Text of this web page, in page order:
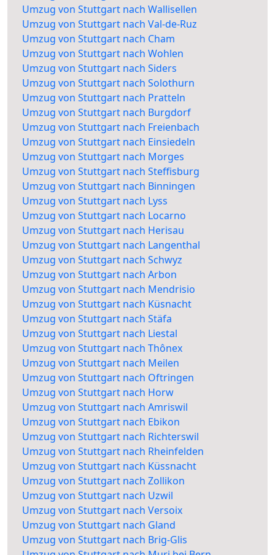
Umzug von Stuttgart nach Wallisellen
Umzug von Stuttgart nach Val-de-Ruz
Umzug von Stuttgart nach Cham
Umzug von Stuttgart nach Wohlen
Umzug von Stuttgart nach Siders
Umzug von Stuttgart nach Solothurn
Umzug von Stuttgart nach Pratteln
Umzug von Stuttgart nach Burgdorf
Umzug von Stuttgart nach Freienbach
Umzug von Stuttgart nach Einsiedeln
Umzug von Stuttgart nach Morges
Umzug von Stuttgart nach Steffisburg
Umzug von Stuttgart nach Binningen
Umzug von Stuttgart nach Lyss
Umzug von Stuttgart nach Locarno
Umzug von Stuttgart nach Herisau
Umzug von Stuttgart nach Langenthal
Umzug von Stuttgart nach Schwyz
Umzug von Stuttgart nach Arbon
Umzug von Stuttgart nach Mendrisio
Umzug von Stuttgart nach Küsnacht
Umzug von Stuttgart nach Stäfa
Umzug von Stuttgart nach Liestal
Umzug von Stuttgart nach Thônex
Umzug von Stuttgart nach Meilen
Umzug von Stuttgart nach Oftringen
Umzug von Stuttgart nach Horw
Umzug von Stuttgart nach Amriswil
Umzug von Stuttgart nach Ebikon
Umzug von Stuttgart nach Richterswil
Umzug von Stuttgart nach Rheinfelden
Umzug von Stuttgart nach Küssnacht
Umzug von Stuttgart nach Zollikon
Umzug von Stuttgart nach Uzwil
Umzug von Stuttgart nach Versoix
Umzug von Stuttgart nach Gland
Umzug von Stuttgart nach Brig-Glis